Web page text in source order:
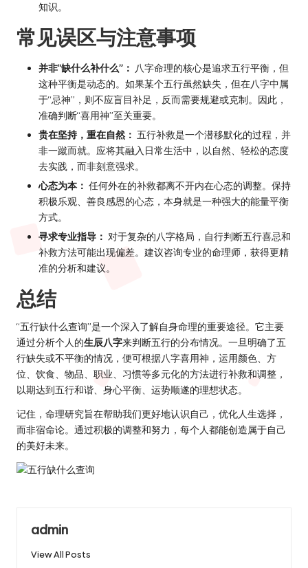
知识。
常见误区与注意事项
并非“缺什么补什么”： 八字命理的核心是追求五行平衡，但
这种平衡是动态的。如果某个五行虽然缺失，但在八字中属
于“忌神”，则不应盲目补足，反而需要规避或克制。因此，
准确判断“喜用神”至关重要。
贵在坚持，重在自然： 五行补救是一个潜移默化的过程，并
非一蹴而就。应将其融入日常生活中，以自然、轻松的态度
去实践，而非刻意强求。
心态为本： 任何外在的补救都离不开内在心态的调整。保持
积极乐观、善良感恩的心态，本身就是一种强大的能量平衡
方式。
寻求专业指导： 对于复杂的八字格局，自行判断五行喜忌和
补救方法可能出现偏差。建议咨询专业的命理师，获得更精
准的分析和建议。
总结
“五行缺什么查询”是一个深入了解自身命理的重要途径。它主要
通过分析个人的生辰八字来判断五行的分布情况。一旦明确了五
行缺失或不平衡的情况，便可根据八字喜用神，运用颜色、方
位、饮食、物品、职业、习惯等多元化的方法进行补救和调整，
以期达到五行和谐、身心平衡、运势顺遂的理想状态。
记住，命理研究旨在帮助我们更好地认识自己，优化人生选择，
而非宿命论。通过积极的调整和努力，每个人都能创造属于自己
的美好未来。
admin
View All Posts